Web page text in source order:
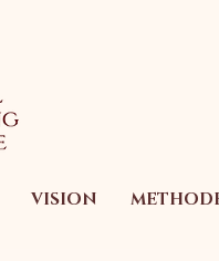
VISION